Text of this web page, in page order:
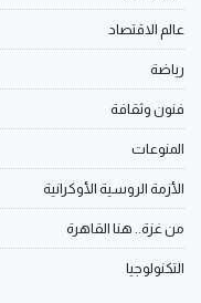
عالم الاقتصاد
رياضة
فنون وثقافة
المنوعات
الأزمة الروسية الأوكرانية
من غزة.. هنا القاهرة
التكنولوجيا